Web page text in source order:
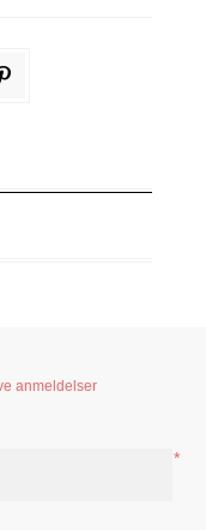
anmeldelser
*